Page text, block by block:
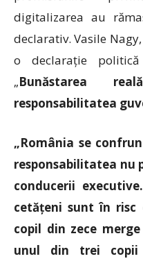
digitalizarea au
declarativ. Vasile
o declarație
„Bunăstarea
responsabilitatea
„România se
responsabilitatea nu
conducerii
cetățeni sunt în risc
copil din zece
unul din trei copii